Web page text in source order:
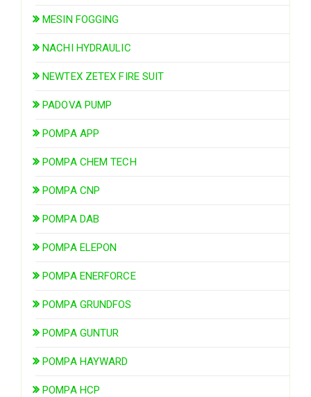
MESIN FOGGING
NACHI HYDRAULIC
NEWTEX ZETEX FIRE SUIT
PADOVA PUMP
POMPA APP
POMPA CHEM TECH
POMPA CNP
POMPA DAB
POMPA ELEPON
POMPA ENERFORCE
POMPA GRUNDFOS
POMPA GUNTUR
POMPA HAYWARD
POMPA HCP